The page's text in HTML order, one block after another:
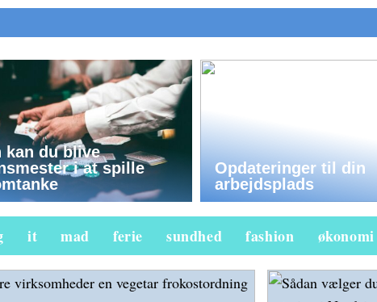
kan du blive
i at spille
Opdateringer til din
arbejdsplads
it mad ferie sundhed fashion økonomi